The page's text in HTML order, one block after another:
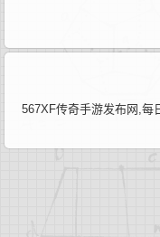
567XF传奇手游发布网,每